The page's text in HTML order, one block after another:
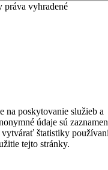
vyhradené
na poskytovanie služieb a
údaje sú
štatistiky
tejto stránky.